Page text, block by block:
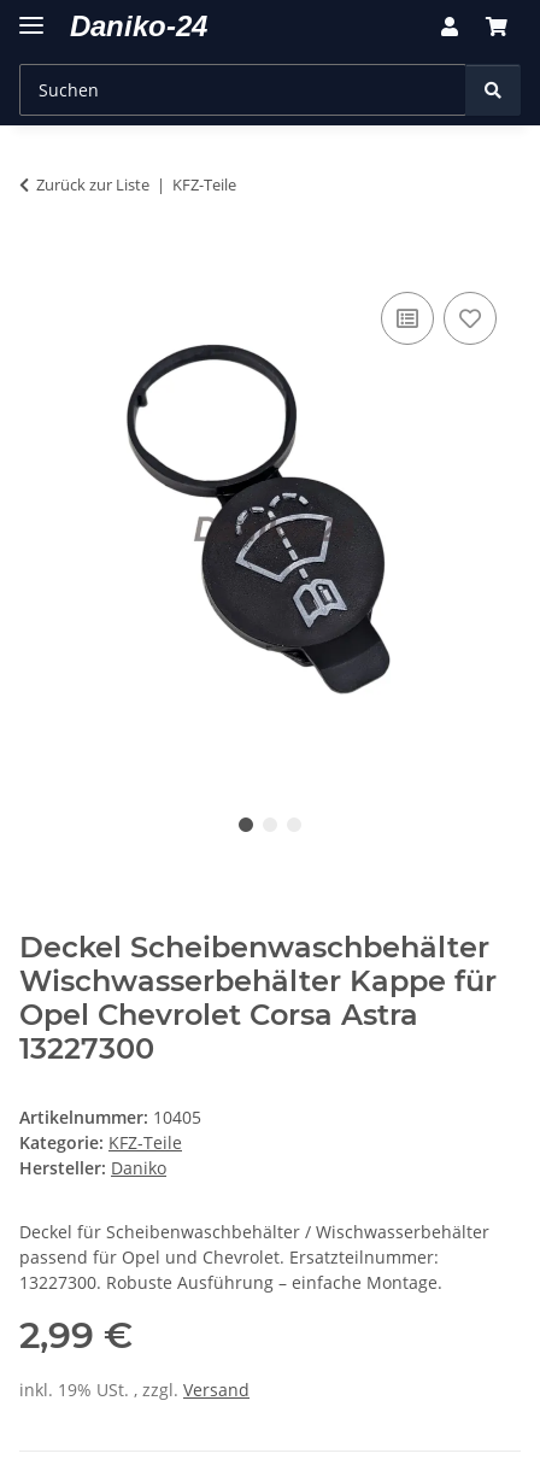
Zurück zur Liste KFZ-Teile
Deckel Scheibenwaschbehälter
Wischwasserbehälter Kappe für
Opel Chevrolet Corsa Astra
13227300
Artikelnummer: 10405
Kategorie: KFZ-Teile
Hersteller: Daniko
Deckel für Scheibenwaschbehälter / Wischwasserbehälter
passend für Opel und Chevrolet. Ersatzteilnummer:
13227300. Robuste Ausführung – einfache Montage.
2,99 €
inkl. 19% USt. , zzgl. Versand